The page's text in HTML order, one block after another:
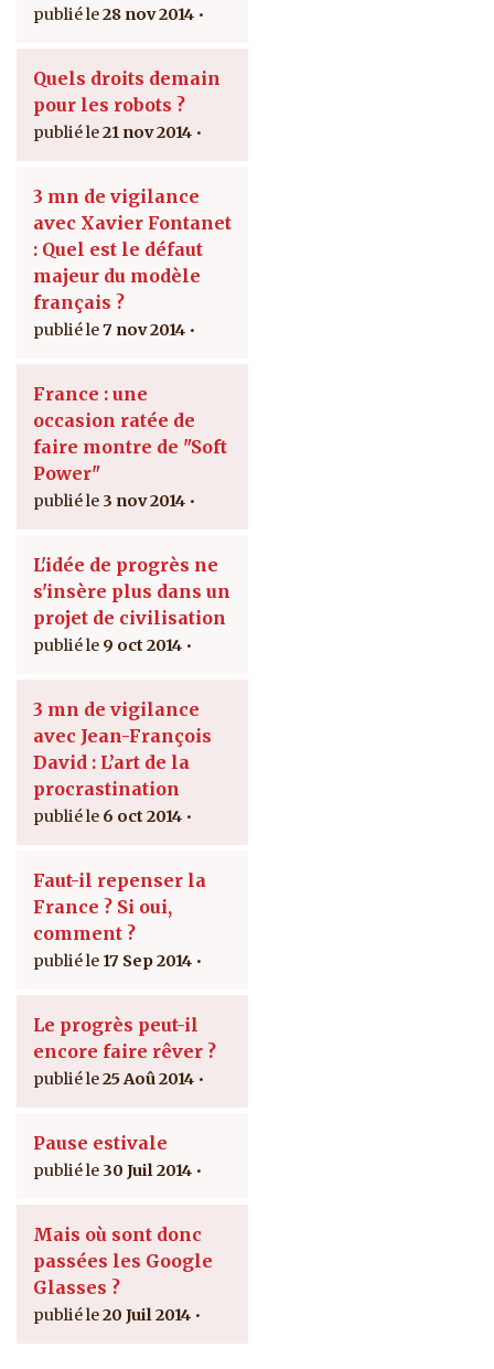
28 nov 2014
Quels droits demain
pour les robots ?
21 nov 2014
3 mn de vigilance
avec Xavier Fontanet
: Quel est le défaut
majeur du modèle
français ?
7 nov 2014
France : une
occasion ratée de
faire montre de "Soft
Power"
3 nov 2014
L'idée de progrès ne
s'insère plus dans un
projet de civilisation
9 oct 2014
3 mn de vigilance
avec Jean-François
David : L’art de la
procrastination
6 oct 2014
Faut-il repenser la
France ? Si oui,
comment ?
17 Sep 2014
Le progrès peut-il
encore faire rêver ?
25 Aoû 2014
Pause estivale
30 Juil 2014
Mais où sont donc
passées les Google
Glasses ?
20 Juil 2014